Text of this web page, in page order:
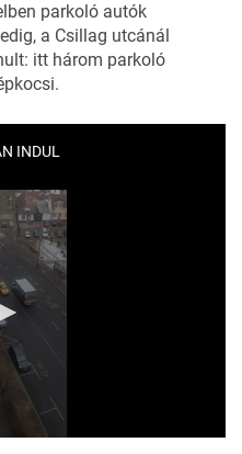
parkoló autók
a Csillag utcánál
itt három parkoló
INDUL